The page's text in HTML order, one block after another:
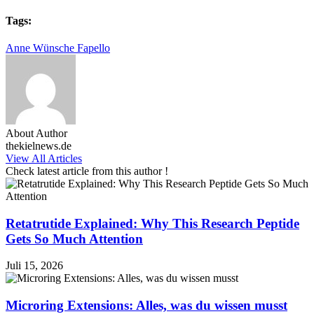
Tags:
Anne Wünsche Fapello
About Author
thekielnews.de
View All Articles
Check latest article from this author !
Retatrutide Explained: Why This Research Peptide
Gets So Much Attention
Juli 15, 2026
Microring Extensions: Alles, was du wissen musst